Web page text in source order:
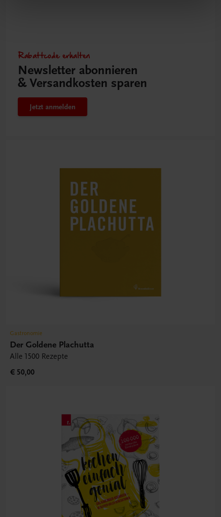
Rabattcode erhalten
Newsletter abonnieren
& Versandkosten sparen
Jetzt anmelden
Gastronomie
Der Goldene Plachutta
Alle 1500 Rezepte
€ 50,00